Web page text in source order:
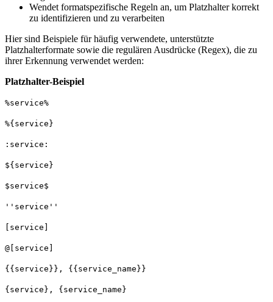
Wendet formatspezifische Regeln an, um Platzhalter korrekt
zu identifizieren und zu verarbeiten
Hier sind Beispiele für häufig verwendete, unterstützte
Platzhalterformate sowie die regulären Ausdrücke (Regex), die zu
ihrer Erkennung verwendet werden:
Platzhalter-Beispiel
%service%
%{service}
:service:
${service}
$service$
''service''
[service]
@[service]
{{service}}, {{service_name}}
{service}, {service_name}